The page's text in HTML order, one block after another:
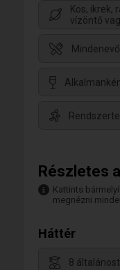
Kos, ikrek,
vízöntő
Mindenevő
Részletes
Kattints
megnézni
Háttér
8